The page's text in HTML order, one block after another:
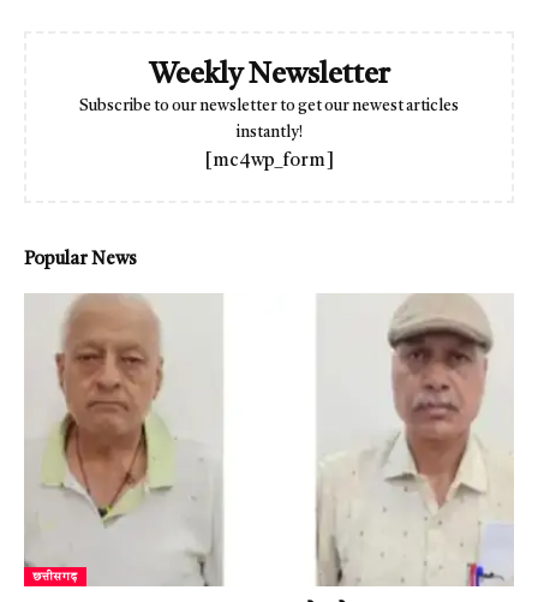
Weekly Newsletter
Subscribe to our newsletter to get our newest articles
instantly!
[mc4wp_form]
Popular News
छत्तीसगढ़